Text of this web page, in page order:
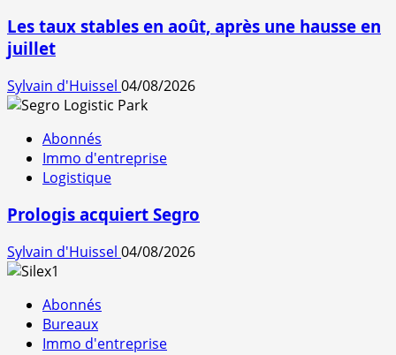
Les taux stables en août, après une hausse en
juillet
Sylvain d'Huissel 04/08/2026
Abonnés
Immo d'entreprise
Logistique
Prologis acquiert Segro
Sylvain d'Huissel 04/08/2026
Abonnés
Bureaux
Immo d'entreprise